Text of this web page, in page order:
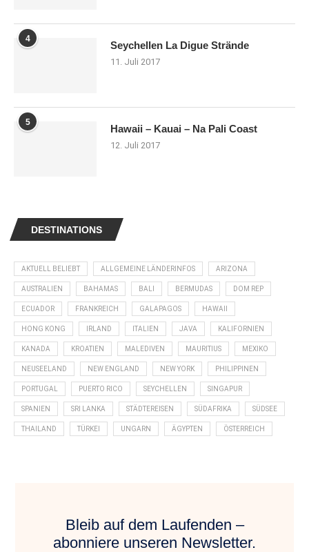
4
Seychellen La Digue Strände
11. Juli 2017
5
Hawaii – Kauai – Na Pali Coast
12. Juli 2017
DESTINATIONS
AKTUELL BELIEBT ALLGEMEINE LÄNDERINFOS ARIZONA
AUSTRALIEN BAHAMAS BALI BERMUDAS DOM REP
ECUADOR FRANKREICH GALAPAGOS HAWAII
HONG KONG IRLAND ITALIEN JAVA KALIFORNIEN
KANADA KROATIEN MALEDIVEN MAURITIUS MEXIKO
NEUSEELAND NEW ENGLAND NEW YORK PHILIPPINEN
PORTUGAL PUERTO RICO SEYCHELLEN SINGAPUR
SPANIEN SRI LANKA STÄDTEREISEN SÜDAFRIKA SÜDSEE
THAILAND TÜRKEI UNGARN ÄGYPTEN ÖSTERREICH
Bleib auf dem Laufenden –
abonniere unseren Newsletter.